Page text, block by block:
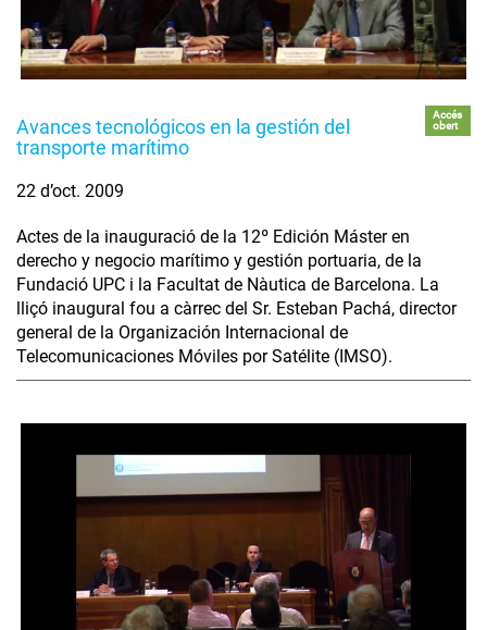
Avances tecnológicos en la gestión del
transporte marítimo
Accés
obert
22 d’oct. 2009
Actes de la inauguració de la 12º Edición Máster en
derecho y negocio marítimo y gestión portuaria, de la
Fundació UPC i la Facultat de Nàutica de Barcelona. La
lliçó inaugural fou a càrrec del Sr. Esteban Pachá, director
general de la Organización Internacional de
Telecomunicaciones Móviles por Satélite (IMSO).